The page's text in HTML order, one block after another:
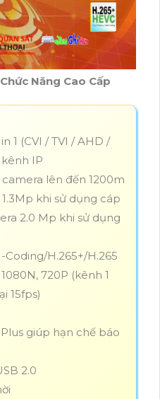
Năng Cao Cấp
1 (CVI / TVI / AHD /
kênh IP
lên đến 1200m
khi sử dụng cáp
2.0 Mp khi sử dụng
Coding/H.265+/H.265
720P (kênh 1
15fps)
giúp hạn chế báo
2.0